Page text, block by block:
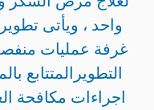
واحد ، ويأتى
غرفة عمليات
التطويرالمتتابع
اجراءات مكافحة